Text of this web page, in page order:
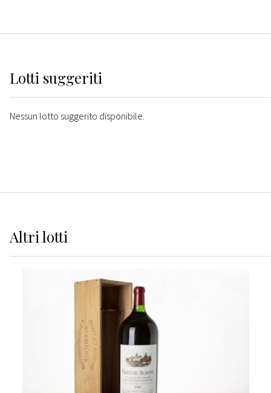
Lotti suggeriti
Nessun lotto suggerito disponibile.
Altrilotti